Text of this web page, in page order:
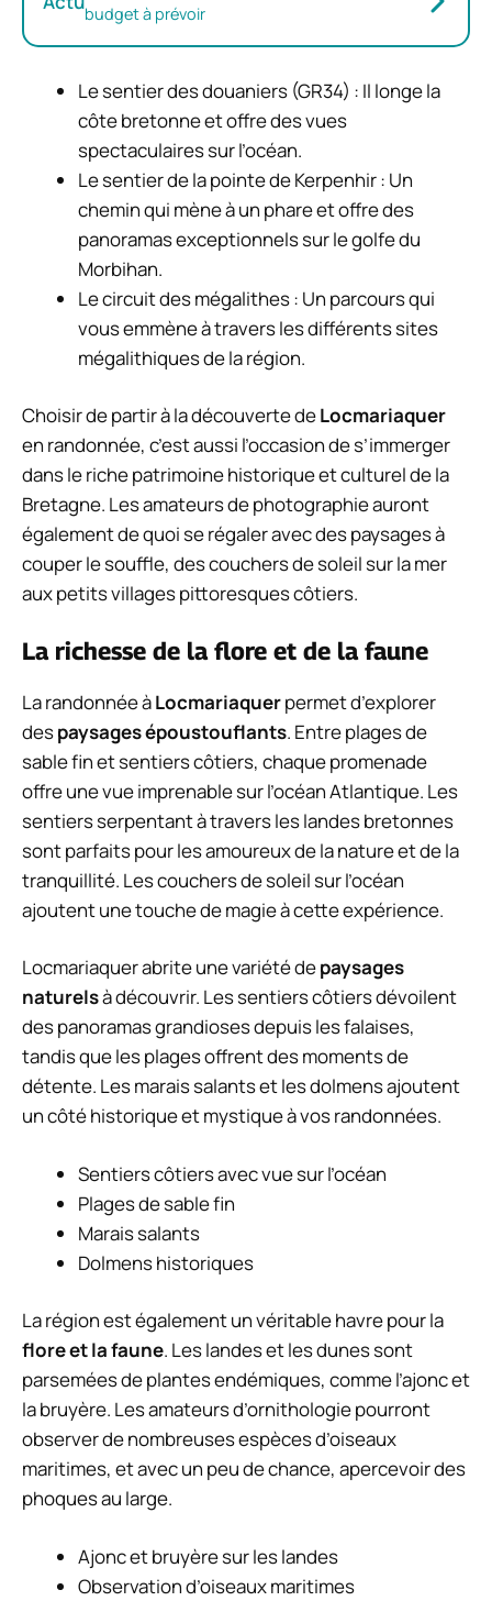
budget à prévoir
Le sentier des douaniers (GR34) : Il longe la
côte bretonne et offre des vues
spectaculaires sur l’océan.
Le sentier de la pointe de Kerpenhir : Un
chemin qui mène à un phare et offre des
panoramas exceptionnels sur le golfe du
Morbihan.
Le circuit des mégalithes : Un parcours qui
vous emmène à travers les différents sites
mégalithiques de la région.
Choisir de partir à la découverte deLocmariaquer
en randonnée, c’est aussi l’occasion de s’immerger
dans le riche patrimoine historique et culturel de la
Bretagne. Les amateurs de photographie auront
également de quoi se régaler avec des paysages à
couper le souffle, des couchers de soleil sur la mer
aux petits villages pittoresques côtiers.
La richesse de la flore et de la faune
La randonnée àLocmariaquerpermet d’explorer
despaysages époustouflants. Entre plages de
sable fin et sentiers côtiers, chaque promenade
offre une vue imprenable sur l’océan Atlantique. Les
sentiers serpentant à travers les landes bretonnes
sont parfaits pour les amoureux de la nature et de la
tranquillité. Les couchers de soleil sur l’océan
ajoutent une touche de magie à cette expérience.
Locmariaquer abrite une variété depaysages
naturelsà découvrir. Les sentiers côtiers dévoilent
des panoramas grandioses depuis les falaises,
tandis que les plages offrent des moments de
détente. Les marais salants et les dolmens ajoutent
un côté historique et mystique à vos randonnées.
Sentiers côtiers avec vue sur l’océan
Plages de sable fin
Marais salants
Dolmens historiques
La région est également un véritable havre pour la
flore et la faune. Les landes et les dunes sont
parsemées de plantes endémiques, comme l’ajonc et
la bruyère. Les amateurs d’ornithologie pourront
observer de nombreuses espèces d’oiseaux
maritimes, et avec un peu de chance, apercevoir des
phoques au large.
Ajonc et bruyère sur les landes
Observation d’oiseaux maritimes